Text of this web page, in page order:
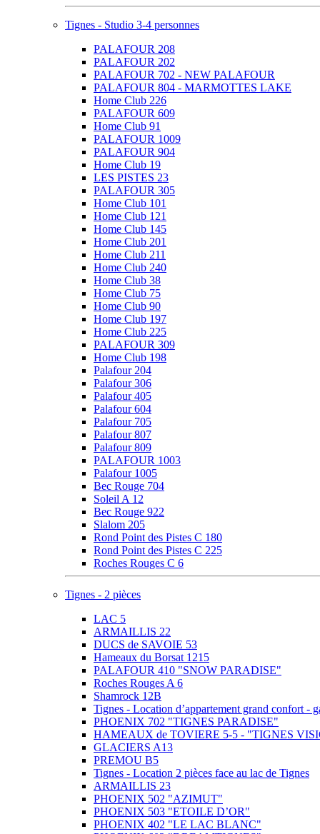
Tignes - Studio 3-4 personnes
PALAFOUR 208
PALAFOUR 202
PALAFOUR 702 - NEW PALAFOUR
PALAFOUR 804 - MARMOTTES LAKE
Home Club 226
PALAFOUR 609
Home Club 91
PALAFOUR 1009
PALAFOUR 904
Home Club 19
LES PISTES 23
PALAFOUR 305
Home Club 101
Home Club 121
Home Club 145
Home Club 201
Home Club 211
Home Club 240
Home Club 38
Home Club 75
Home Club 90
Home Club 197
Home Club 225
PALAFOUR 309
Home Club 198
Palafour 204
Palafour 306
Palafour 405
Palafour 604
Palafour 705
Palafour 807
Palafour 809
PALAFOUR 1003
Palafour 1005
Bec Rouge 704
Soleil A 12
Bec Rouge 922
Slalom 205
Rond Point des Pistes C 180
Rond Point des Pistes C 225
Roches Rouges C 6
Tignes - 2 pièces
LAC 5
ARMAILLIS 22
DUCS de SAVOIE 53
Hameaux du Borsat 1215
PALAFOUR 410 "SNOW PARADISE"
Roches Rouges A 6
Shamrock 12B
Tignes - Location d’appartement grand confort -
PHOENIX 702 "TIGNES PARADISE"
HAMEAUX de TOVIERE 5-5 - "TIGNES
GLACIERS A13
PREMOU B5
Tignes - Location 2 pièces face au lac de Tignes
ARMAILLIS 23
PHOENIX 502 "AZIMUT"
PHOENIX 503 "ETOILE D’OR"
PHOENIX 402 "LE LAC BLANC"